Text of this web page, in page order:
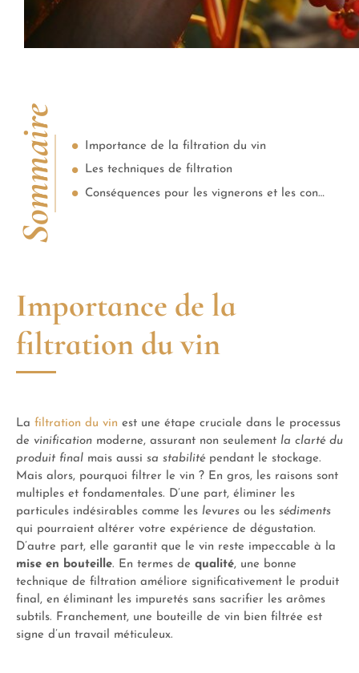
Sommaire
Importance de la filtration du vin
Les techniques de filtration
Conséquences pour les vignerons et les consommateurs
Importance de la
filtration du vin
La filtration du vin est une étape cruciale dans le processus
de vinification moderne, assurant non seulement la clarté du
produit final mais aussi sa stabilitépendant le stockage.
Mais alors, pourquoi filtrer le vin ? En gros, les raisons sont
multiples et fondamentales. D’une part, éliminer les
particules indésirables comme les levures ou les sédiments
qui pourraient altérer votre expérience de dégustation.
D’autre part, elle garantit que le vin reste impeccable à la
mise en bouteille. En termes de qualité, une bonne
technique de filtration améliore significativement le produit
final, en éliminant les impuretés sans sacrifier les arômes
subtils. Franchement, une bouteille de vin bien filtrée est
signe d’un travail méticuleux.